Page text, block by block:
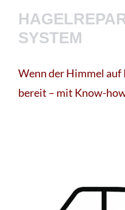
SYSTEM
Wenn der Himmel
bereit – mit Know-